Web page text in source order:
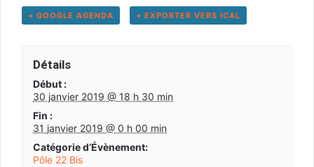
+ GOOGLE AGENDA + EXPORTER VERS ICAL
Détails
Début :
30 janvier 2019 @ 18 h 30 min
Fin :
31 janvier 2019 @ 0 h 00 min
Catégorie d’Évènement:
Pôle 22 Bis